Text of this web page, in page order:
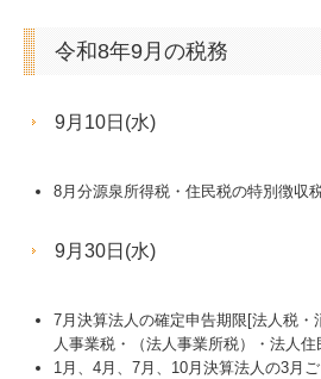
令和8年9月の税務
9月10日(水)
8月分源泉所得税・住民税の特別徴収
9月30日(水)
7月決算法人の確定申告期限[法人税・
人事業税・（法人事業所税）・法人住
1月、4月、7月、10月決算法人の3月